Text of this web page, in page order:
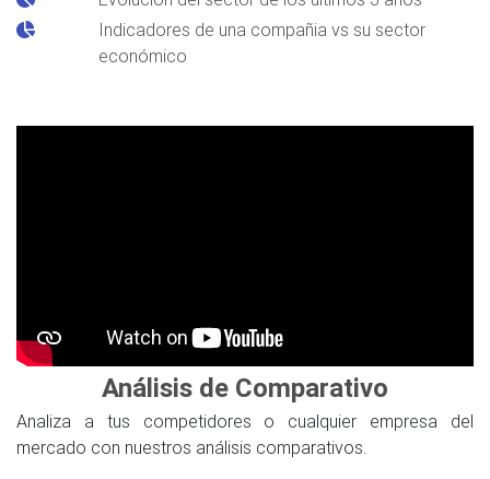
Indicadores de una compañia vs su sector
económico
Análisis de Comparativo
Analiza a tus competidores o cualquier empresa del
mercado con nuestros análisis comparativos.